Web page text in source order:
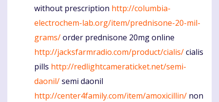
without prescription http://columbia-
electrochem-lab.org/item/prednisone-20-mil-
grams/order prednisone 20mg online
http://jacksfarmradio.com/product/cialis/cialis
pills http://redlightcameraticket.net/semi-
daonil/semi daonil
http://center4family.com/item/amoxicillin/ non